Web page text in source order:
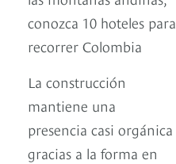
conozca 10 hoteles para
recorrer Colombia
La construcción
mantiene una
presencia casi orgánica
gracias a la forma en